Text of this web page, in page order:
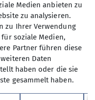
Medien anbieten zu
zu analysieren.
zu Ihrer Verwendung
soziale Medien,
Partner führen diese
Daten
haben oder die sie
gesammelt haben.